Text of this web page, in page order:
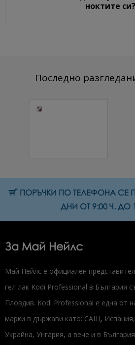
ноктите си?
Последно
ПОРЪЧКИ ПО ТЕЛЕФОНА СЕ
ДНИ ОТ 9:00 Ч. ДО
За Май Нейлс
Май Нейлс е официален
гел лак Kodi Professional в България
Пловдив. Kodi Professional е една от
марки в държави като: САЩ,
Украйна, Унгария, а вече и в